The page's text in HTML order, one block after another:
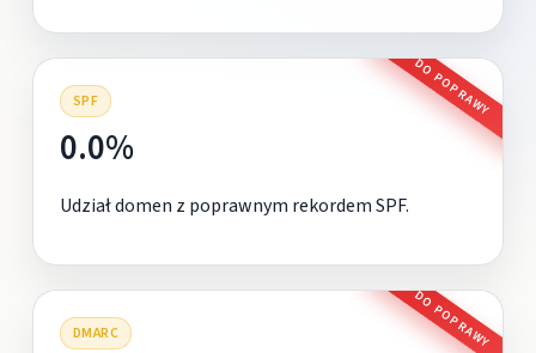
SPF DO POPRAWY
0.0%
Udział domen z poprawnym rekordem SPF.
DMARC DO POPRAWY